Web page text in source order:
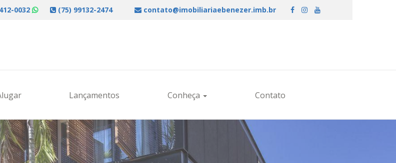
0032 (75) 99132-2474 contato@imobiliariaebenezer.imb.br
Lançamentos Conheça Contato